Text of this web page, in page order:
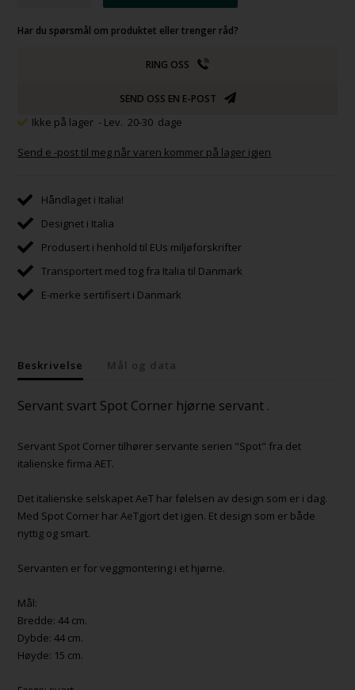
Har du spørsmål om produktet eller trenger råd?
RING OSS
SEND OSS EN E-POST
Ikke på lager - Lev. 20-30 dage
Send e -post til meg når varen kommer på lager igjen
Håndlaget i Italia!
Designet i Italia
Produsert i henhold til EUs miljøforskrifter
Transportert med tog fra Italia til Danmark
E-merke sertifisert i Danmark
Beskrivelse Mål og data
Servant svart Spot Corner hjørne servant .
Servant Spot Corner tilhører servante serien "Spot" fra det
italienske firma AET.
Det italienske selskapet AeT har følelsen av design som er i dag.
Med Spot Corner har AeTgjort det igjen. Et design som er både
nyttig og smart.
Servanten er for veggmontering i et hjørne.
Mål:
Bredde: 44 cm.
Dybde: 44 cm.
Høyde: 15 cm.